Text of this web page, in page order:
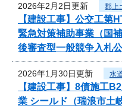
2026年2月2日更新 郡上
【建設工事】公交工
緊急対策補助事業（国
後審査型一般競争入札
2026年1月30日更新 水
【建設工事】8債施工
業 シールド（瑞浪市土